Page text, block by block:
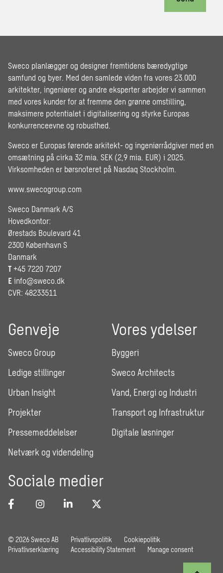
Sweco planlægger og designer fremtidens bæredygtige
samfund og byer. Med den samlede viden fra vores 23.000
arkitekter, ingeniører og andre eksperter arbejder vi sammen
med vores kunder for at fremme den grønne omstilling,
maksimere potentialet i digitalisering og styrke Europas
konkurrenceevne og robusthed.
Sweco er Europas førende arkitekt- og ingeniørrådgiver med en
omsætning på cirka 32 mia. SEK (2,9 mia. EUR) i 2025.
Virksomheden er børsnoteret på Nasdaq Stockholm.
www.swecogroup.com
Sweco Danmark A/S
Hovedkontor:
Ørestads Boulevard 41
2300 København S
Danmark
T +45 7220 7207
E info@sweco.dk
CVR: 48233511
Genveje
Sweco Group
Ledige stillinger
Urban Insight
Projekter
Pressemeddelelser
Netværk og videndeling
Vores ydelser
Byggeri
Sweco Architects
Vand, Energi og Industri
Transport og Infrastruktur
Digitale løsninger
Sociale medier
© 2026 Sweco AB Privatlivspolitik
Cookiepolitik
Privatlivserklæring
Accessibility Statement Manage consent